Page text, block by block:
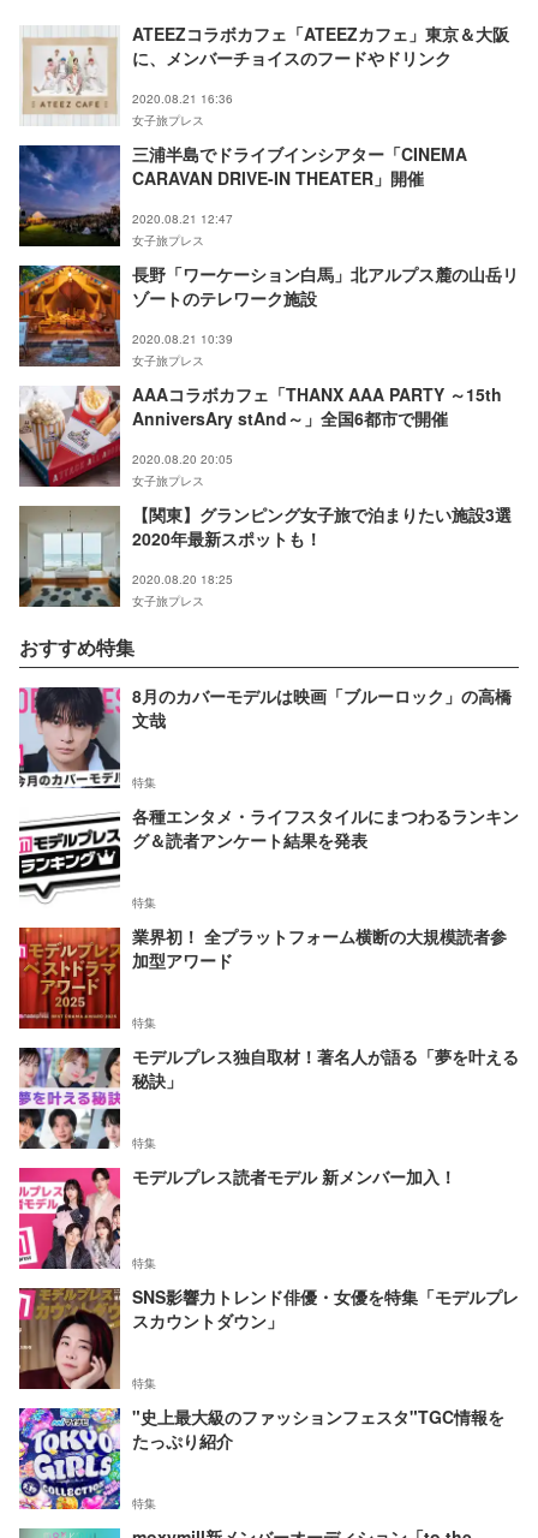
ATEEZコラボカフェ「ATEEZカフェ」東京＆大阪
に、メンバーチョイスのフードやドリンク
2020.08.21 16:36
女子旅プレス
三浦半島でドライブインシアター「CINEMA
CARAVAN DRIVE-IN THEATER」開催
2020.08.21 12:47
女子旅プレス
長野「ワーケーション白馬」北アルプス麓の山岳リ
ゾートのテレワーク施設
2020.08.21 10:39
女子旅プレス
AAAコラボカフェ「THANX AAA PARTY ～15th
AnniversAry stAnd～」全国6都市で開催
2020.08.20 20:05
女子旅プレス
【関東】グランピング女子旅で泊まりたい施設3選
2020年最新スポットも！
2020.08.20 18:25
女子旅プレス
おすすめ特集
8月のカバーモデルは映画「ブルーロック」の高橋
文哉
特集
各種エンタメ・ライフスタイルにまつわるランキン
グ＆読者アンケート結果を発表
特集
業界初！ 全プラットフォーム横断の大規模読者参
加型アワード
特集
モデルプレス独自取材！著名人が語る「夢を叶える
秘訣」
特集
モデルプレス読者モデル 新メンバー加入！
特集
SNS影響力トレンド俳優・女優を特集「モデルプレ
スカウントダウン」
特集
"史上最大級のファッションフェスタ"TGC情報を
たっぷり紹介
特集